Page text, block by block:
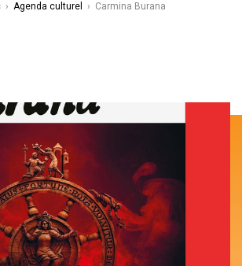
› Agenda culturel › Carmina Burana